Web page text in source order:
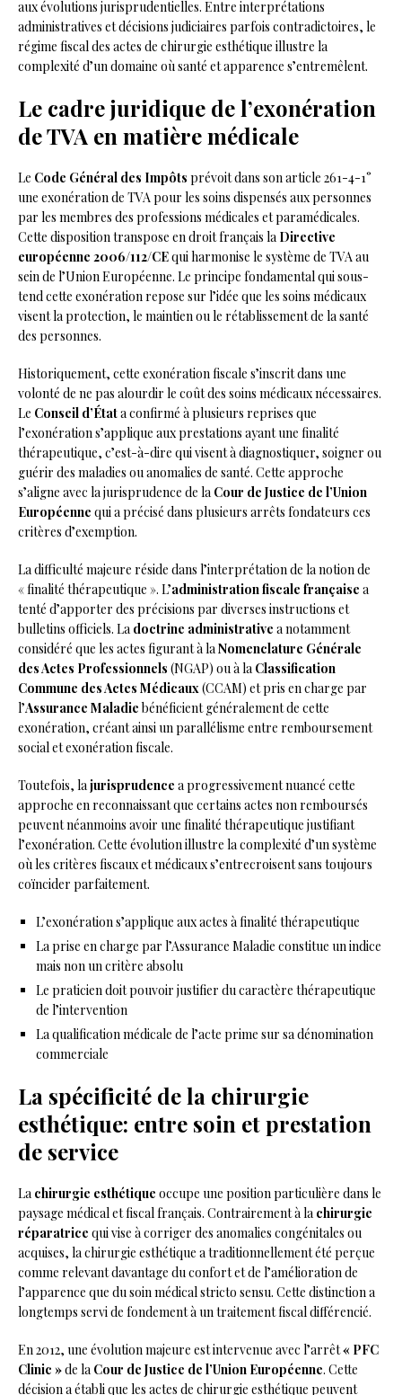
aux évolutions jurisprudentielles. Entre interprétations
administratives et décisions judiciaires parfois contradictoires, le
régime fiscal des actes de chirurgie esthétique illustre la
complexité d’un domaine où santé et apparence s’entremêlent.
Le cadre juridique de l’exonération
de TVA en matière médicale
Le Code Général des Impôts prévoit dans son article 261-4-1°
une exonération de TVA pour les soins dispensés aux personnes
par les membres des professions médicales et paramédicales.
Cette disposition transpose en droit français la Directive
européenne 2006/112/CEqui harmonise le système de TVA au
sein de l’Union Européenne. Le principe fondamental qui sous-
tend cette exonération repose sur l’idée que les soins médicaux
visent la protection, le maintien ou le rétablissement de la santé
des personnes.
Historiquement, cette exonération fiscale s’inscrit dans une
volonté de ne pas alourdir le coût des soins médicaux nécessaires.
Le Conseil d’Étata confirmé à plusieurs reprises que
l’exonération s’applique aux prestations ayant une finalité
thérapeutique, c’est-à-dire qui visent à diagnostiquer, soigner ou
guérir des maladies ou anomalies de santé. Cette approche
s’aligne avec la jurisprudence de la Cour de Justice de l’Union
Européenne qui a précisé dans plusieurs arrêts fondateurs ces
critères d’exemption.
La difficulté majeure réside dans l’interprétation de la notion de
« finalité thérapeutique ». L’administration fiscale française a
tenté d’apporter des précisions par diverses instructions et
bulletins officiels. La doctrine administrative a notamment
considéré que les actes figurant à la Nomenclature Générale
des Actes Professionnels (NGAP) ou à la Classification
Commune des Actes Médicaux (CCAM) et pris en charge par
l’Assurance Maladiebénéficient généralement de cette
exonération, créant ainsi un parallélisme entre remboursement
social et exonération fiscale.
Toutefois, la jurisprudence a progressivement nuancé cette
approche en reconnaissant que certains actes non remboursés
peuvent néanmoins avoir une finalité thérapeutique justifiant
l’exonération. Cette évolution illustre la complexité d’un système
où les critères fiscaux et médicaux s’entrecroisent sans toujours
coïncider parfaitement.
L’exonération s’applique aux actes à finalité thérapeutique
La prise en charge par l’Assurance Maladie constitue un indice
mais non un critère absolu
Le praticien doit pouvoir justifier du caractère thérapeutique
de l’intervention
La qualification médicale de l’acte prime sur sa dénomination
commerciale
La spécificité de la chirurgie
esthétique: entre soin et prestation
de service
La chirurgie esthétique occupe une position particulière dans le
paysage médical et fiscal français. Contrairement à la chirurgie
réparatrice qui vise à corriger des anomalies congénitales ou
acquises, la chirurgie esthétique a traditionnellement été perçue
comme relevant davantage du confort et de l’amélioration de
l’apparence que du soin médical stricto sensu. Cette distinction a
longtemps servi de fondement à un traitement fiscal différencié.
En 2012, une évolution majeure est intervenue avec l’arrêt« PFC
Clinic »de la Cour de Justice de l’Union Européenne. Cette
décision a établi que les actes de chirurgie esthétique peuvent